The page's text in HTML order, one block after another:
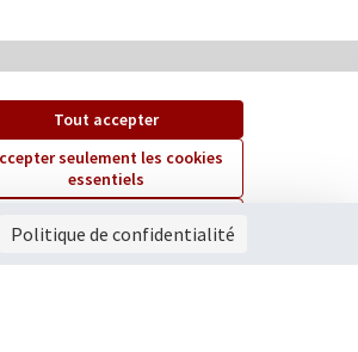
Tout accepter
seulement les cookies
essentiels
Politique de confidentialité